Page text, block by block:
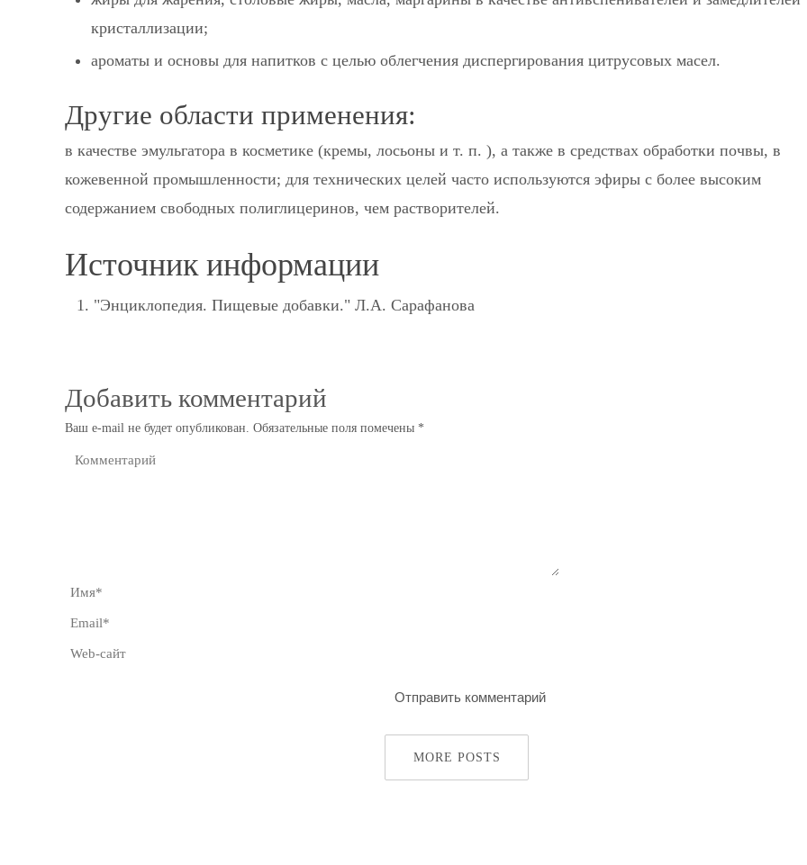
кристаллизации;
ароматы и основы для напитков с целью облегчения диспергирования цитрусовых масел.
Другие области применения:
в качестве эмульгатора в косметике (кремы, лосьоны и т. п. ), а также в средствах обработки почвы, в
кожевенной промышленности; для технических целей часто используются эфиры с более высоким
содержанием свободных полиглицеринов, чем растворителей.
Источник информации
"Энциклопедия. Пищевые добавки." Л.А. Сарафанова
Добавить комментарий
Ваш e-mail не будет опубликован. Обязательные поля помечены *
MORE POSTS